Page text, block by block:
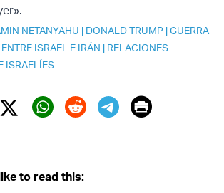
NETANYAHU | DONALD TRUMP |GUERRA
ISRAEL E IRÁN | RELACIONES
ISRAELÍES
Twitter (X)
Print
to read this: